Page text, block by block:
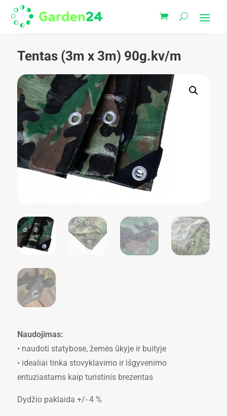
Tentas (3m x 3m) 90g.kv/m
Naudojimas:
• naudoti statybose, žemės ūkyje ir buityje
• idealiai tinka stovyklavimo ir išgyvenimo
entuziastams kaip turistinis brezentas
Dydžio paklaida +/- 4 %